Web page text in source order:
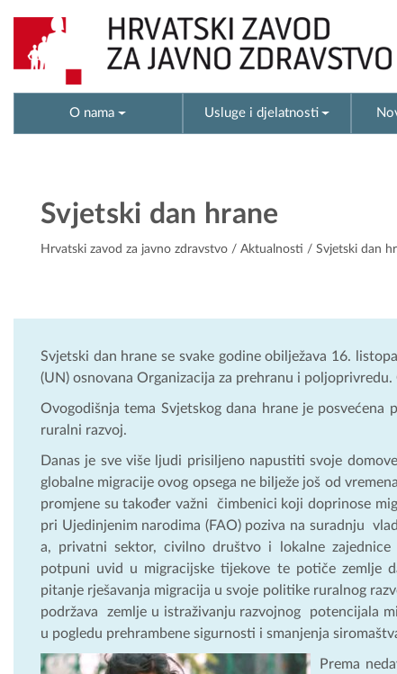
O nama Usluge i djelatnosti
Svjetski dan hrane
Hrvatski zavod za javno zdravstvo / Aktualnosti / Svjetski dan
Svjetski dan hrane se svake godine obilježava 16.
(UN) osnovana Organizacija za prehranu i
Ovogodišnja tema Svjetskog dana hrane je
ruralni razvoj.
Danas je sve više ljudi prisiljeno napustiti svoje
globalne migracije ovog opsega ne bilježe još od
promjene su također važni čimbenici koji doprinose
pri Ujedinjenim narodima (FAO) poziva na suradnju
a, privatni sektor, civilno društvo i lokalne
potpuni uvid u migracijske tijekove te potiče zemlje
pitanje rješavanja migracija u svoje politike ruralnog
podržava zemlje u istraživanju razvojnog potencijala
u pogledu prehrambene sigurnosti i smanjenja
Prema